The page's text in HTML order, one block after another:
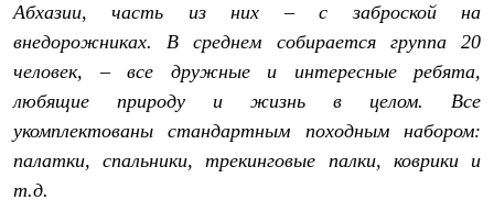
Абхазии, часть из них – с заброской на
внедорожниках. В среднем собирается группа 20
человек, – все дружные и интересные ребята,
любящие природу и жизнь в целом. Все
укомплектованы стандартным походным набором:
палатки, спальники, трекинговые палки, коврики и
т.д.